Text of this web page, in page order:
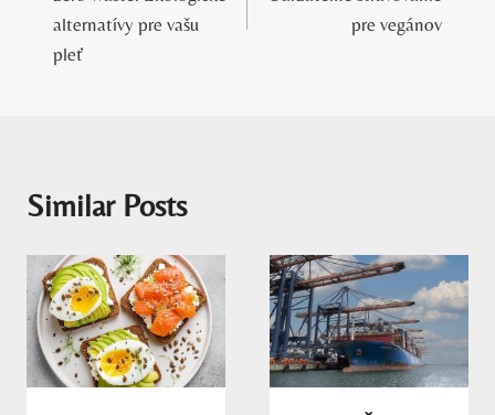
článku
alternatívy pre vašu
pleť
pre vegánov
Similar Posts